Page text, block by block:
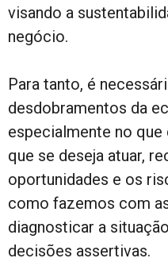
visando a
negócio.
Para tanto, é
desdobramentos da
especialmente no
que se deseja atuar,
oportunidades e os
como fazemos com
diagnosticar a
decisões assertivas.